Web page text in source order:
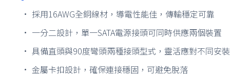
• 採用16AWG全銅線材，導電性能佳，傳輸穩定可靠
• 一分二設計，單一SATA電源接頭可同時供應兩個裝置
• 具備直頭與90度彎頭兩種接頭型式，靈活應對不同安
• 金屬卡扣設計，確保連接穩固，可避免脫落